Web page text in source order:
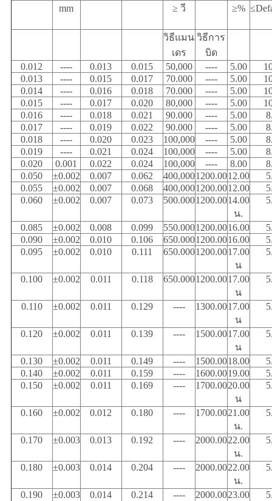
mm ≥ วี ≥%
วิธีแมน
เดร
วิธีการ
บิด
0.012
---- 0.013 0.015 50,000 ---- 5.00
0.013
---- 0.015 0.017 70.000 ---- 5.00
0.014
---- 0.016 0.018 70.000 ---- 5.00
0.015
---- 0.017 0.020 80,000 ---- 5.00
0.016
---- 0.018 0.021 90.000 ---- 5.00
0.017
---- 0.019 0.022 90.000 ---- 5.00
0.018
---- 0.020 0.023 100,000 ---- 5.00
0.019
---- 0.021 0.024 100,000 ---- 5.00
0.020
0.001 0.022 0.024 100,000 ---- 8.00
0.050
±0.002 0.007 0.062 400,0001200.0012.00
0.055
±0.002 0.007 0.068 400,0001200.0012.00
0.060
±0.002 0.007 0.073 500.0001200.0014.00
น.
0.085 ±0.002 0.008 0.099 550.0001200.0016.00
0.090
±0.002 0.010 0.106 650.0001200.0016.00
0.095
±0.002 0.010 0.111 650.0001200.0017.00
น
0.100 ±0.002 0.011 0.118 650.0001200.0017.00
น
0.110 ±0.002 0.011 0.129 ---- 1300.0017.00
น
0.120 ±0.002 0.011 0.139 ---- 1500.0017.00
น
0.130 ±0.002 0.011 0.149 ---- 1500.0018.00
0.140
±0.002 0.011 0.159 ---- 1600.0019.00
0.150
±0.002 0.011 0.169 ---- 1700.0020.00
น
0.160 ±0.002 0.012 0.180 ---- 1700.0021.00
น.
0.170 ±0.003 0.013 0.192 ---- 2000.0022.00
น.
0.180 ±0.003 0.014 0.204 ---- 2000.0022.00
น.
0.190 ±0.003 0.014 0.214 ---- 2000.0023.00